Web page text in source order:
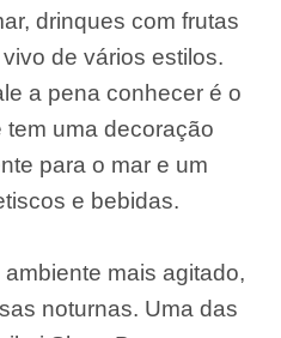
drinques com frutas
de vários estilos.
a pena conhecer é o
tem uma decoração
para o mar e um
e bebidas.
mais agitado,
noturnas. Uma das